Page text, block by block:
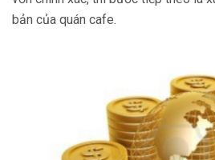
bản của quán cafe.